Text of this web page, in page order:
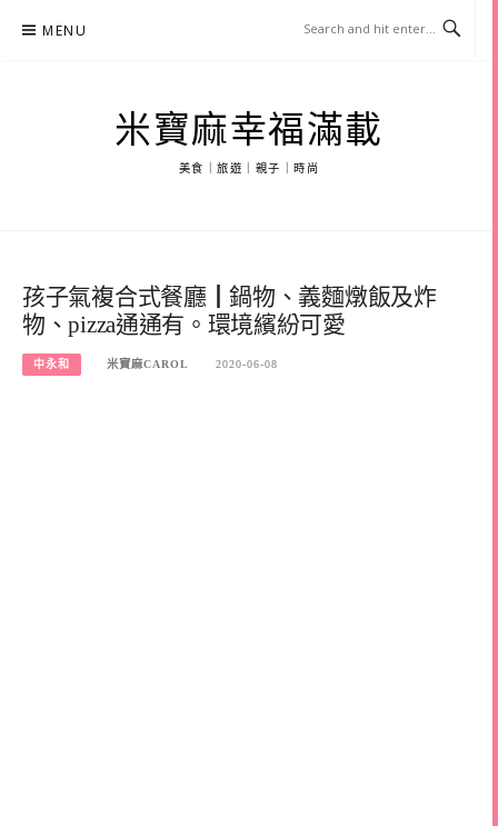
MENU
米寶麻幸福滿載
美食｜旅遊｜親子｜時尚
孩子氣複合式餐廳┃鍋物、義麵燉飯及炸
物、pizza通通有。環境繽紛可愛
中永和 米寶麻CAROL 2020-06-08